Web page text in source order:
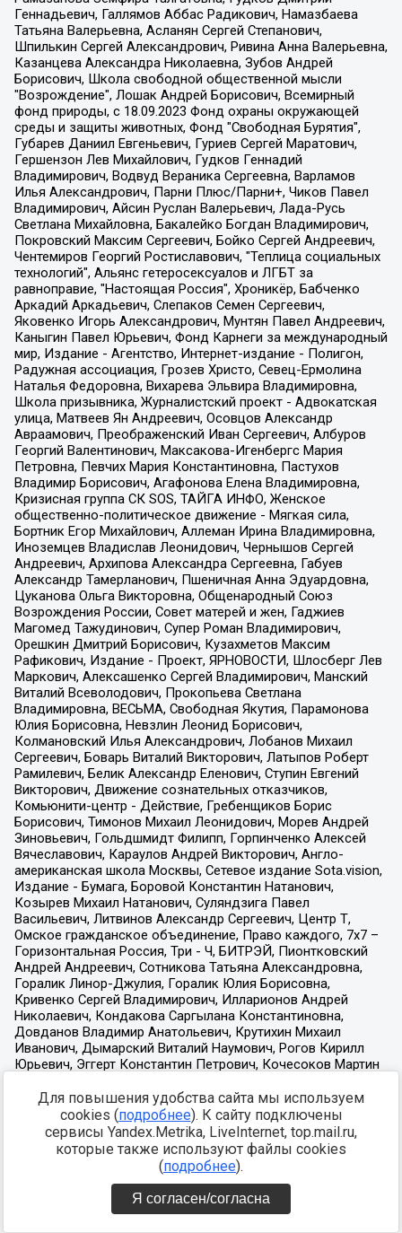
Для повышения удобства сайта мы используем
cookies (подробнее). К сайту подключены
сервисы Yandex.Metrika, LiveInternet, top.mail.ru,
которые также используют файлы cookies
(подробнее).
Я согласен/согласна